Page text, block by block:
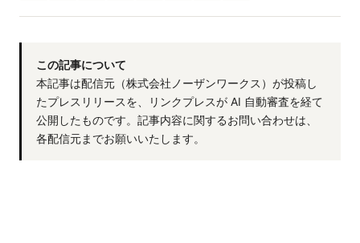
この記事について
本記事は配信元（株式会社ノーザンワークス）が投稿し
たプレスリリースを、リンクプレスが AI 自動審査を経て
公開したものです。記事内容に関するお問い合わせは、
各配信元までお願いいたします。